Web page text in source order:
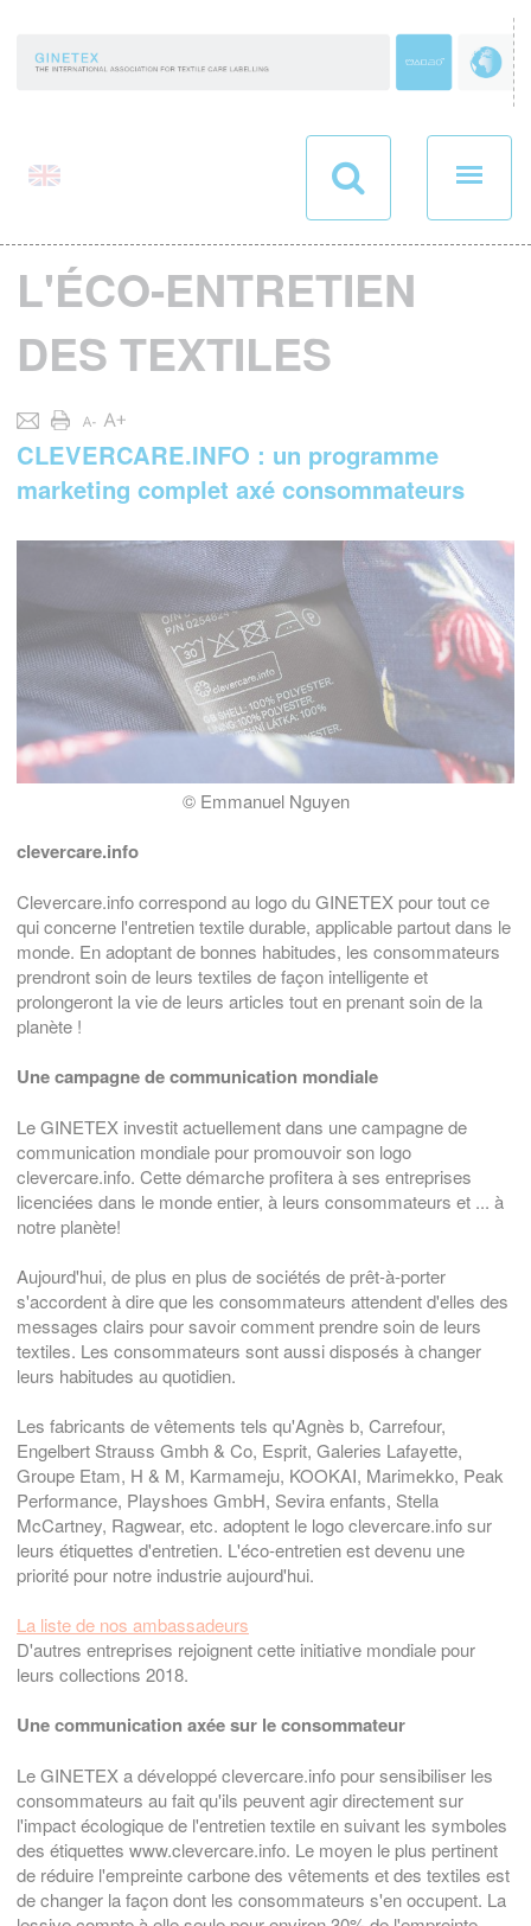
L'ÉCO-ENTRETIEN
DES TEXTILES
CLEVERCARE.INFO : un programme
marketing complet axé consommateurs
© Emmanuel Nguyen
clevercare.info
Clevercare.info correspond au logo du GINETEX pour tout ce
qui concerne l'entretien textile durable, applicable partout dans le
monde. En adoptant de bonnes habitudes, les consommateurs
prendront soin de leurs textiles de façon intelligente et
prolongeront la vie de leurs articles tout en prenant soin de la
planète !
Une campagne de communication mondiale
Le GINETEX investit actuellement dans une campagne de
communication mondiale pour promouvoir son logo
clevercare.info. Cette démarche profitera à ses entreprises
licenciées dans le monde entier, à leurs consommateurs et ... à
notre planète!
Aujourd'hui, de plus en plus de sociétés de prêt-à-porter
s'accordent à dire que les consommateurs attendent d'elles des
messages clairs pour savoir comment prendre soin de leurs
textiles. Les consommateurs sont aussi disposés à changer
leurs habitudes au quotidien.
Les fabricants de vêtements tels qu'Agnès b, Carrefour,
Engelbert Strauss Gmbh & Co, Esprit, Galeries Lafayette,
Groupe Etam, H & M, Karmameju, KOOKAI, Marimekko, Peak
Performance, Playshoes GmbH, Sevira enfants, Stella
McCartney, Ragwear, etc. adoptent le logo clevercare.info sur
leurs étiquettes d'entretien. L'éco-entretien est devenu une
priorité pour notre industrie aujourd'hui.
La liste de nos ambassadeurs
D'autres entreprises rejoignent cette initiative mondiale pour
leurs collections 2018.
Une communication axée sur le consommateur
Le GINETEX a développé clevercare.info pour sensibiliser les
consommateurs au fait qu'ils peuvent agir directement sur
l'impact écologique de l'entretien textile en suivant les symboles
des étiquettes www.clevercare.info. Le moyen le plus pertinent
de réduire l'empreinte carbone des vêtements et des textiles est
de changer la façon dont les consommateurs s'en occupent. La